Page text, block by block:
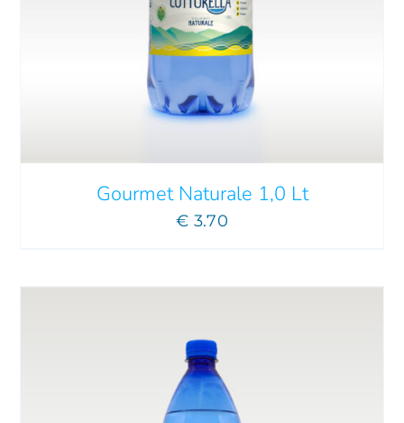
Gourmet Naturale 1,0 Lt
€ 3.70
AGGIUNGI AL CARRELLO /